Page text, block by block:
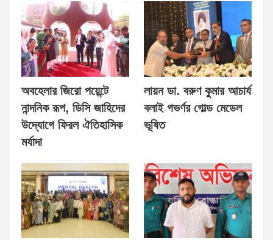
অবহেলার জিরো পয়েন্টে
নান্দনিক রূপ, ডিসি জাহিদের
উদ্যোগে ফিরল ঐতিহাসিক
মর্যাদা
লায়ন ডা. বরুণ কুমার আচার্য
বলাই গভর্ণর গোল্ড মেডেল
ভূষিত